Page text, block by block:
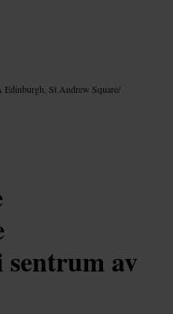
Edinburgh, St Andrew Square/
av